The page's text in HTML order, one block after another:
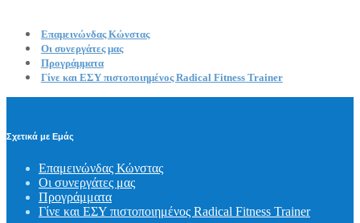
Επαμεινώνδας Κώνστας
Οι συνεργάτες μας
Προγράμματα
Γίνε και ΕΣΥ πιστοποιημένος Radical Fitness Trainer
Σχετικά με Εμάς
Επαμεινώνδας Κώνστας
Οι συνεργάτες μας
Προγράμματα
Γίνε και ΕΣΥ πιστοποιημένος Radical Fitness Trainer